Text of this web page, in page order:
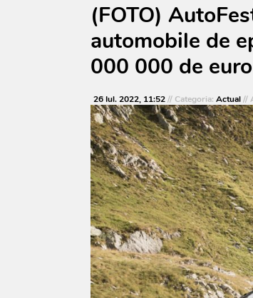
(FOTO)
automobile de
000 000 de euro
26 Iul. 2022, 11:52// Categoria: Actual//